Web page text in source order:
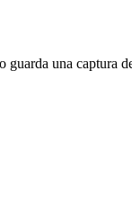
una captura